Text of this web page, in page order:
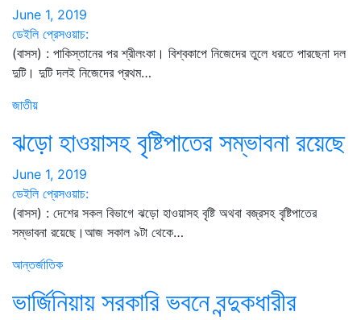
June 1, 2019
ডেইলি প্রেসওয়াচ:
(বাসস) : পাকিস্তানের পর শ্রীলংকা। বিশ্বকাপে নিজেদের তুলে ধরতে পারছেনা দল
দুটি। দুটি দলই নিজেদের প্রথম…
জাতীয়
ঝড়ো হাওয়াসহ বৃষ্টিপাতের সম্ভাবনা রয়েছে
June 1, 2019
ডেইলি প্রেসওয়াচ:
(বাসস) : দেশের সকল বিভাগে ঝড়ো হাওয়াসহ বৃষ্টি অথবা বজ্রসহ বৃষ্টিপাতের
সম্ভাবনা রয়েছে।আজ সকাল ৯টা থেকে…
আন্তর্জাতিক
ভার্জিনিয়ায় সরকারি ভবনে বন্দুকধারীর